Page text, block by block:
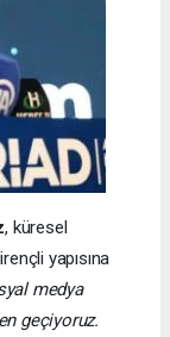
, küresel
yapısına
medya
geçiyoruz.